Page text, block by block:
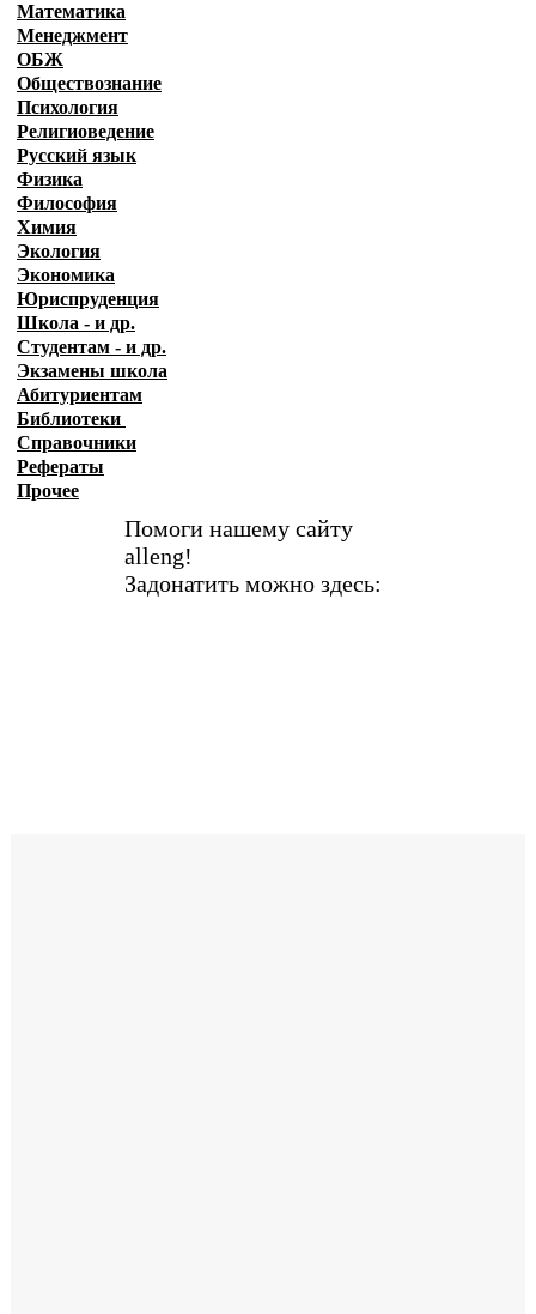
Математика
Менеджмент
ОБЖ
Обществознание
Психология
Религиоведение
Русский язык
Физика
Философия
Химия
Экология
Экономика
Юриспруденция
Школа - и др.
Студентам - и др.
Экзамены школа
Абитуриентам
Библиотеки
Справочники
Рефераты
Прочее
Помоги нашему сайту
alleng!
Задонатить можно здесь: